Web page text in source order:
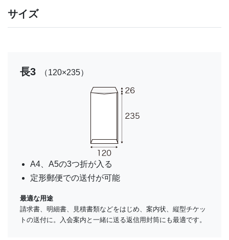
サイズ
長3 （120×235）
A4、A5の3つ折が入る
定形郵便での送付が可能
最適な用途
請求書、明細書、見積書類などをはじめ、案内状、縦型チケッ
トの送付に。入会案内と一緒に送る返信用封筒にも最適です。